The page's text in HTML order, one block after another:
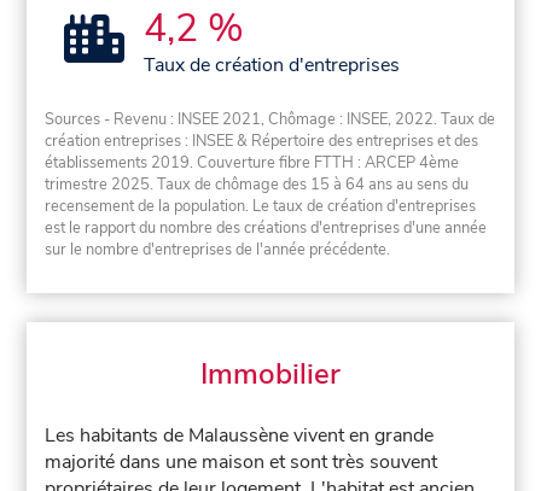
4,2 %
Taux de création d'entreprises
Sources - Revenu : INSEE 2021, Chômage : INSEE, 2022. Taux de
création entreprises : INSEE & Répertoire des entreprises et des
établissements 2019. Couverture fibre FTTH : ARCEP 4ème
trimestre 2025. Taux de chômage des 15 à 64 ans au sens du
recensement de la population. Le taux de création d'entreprises
est le rapport du nombre des créations d'entreprises d'une année
sur le nombre d'entreprises de l'année précédente.
Immobilier
Les habitants de Malaussène vivent en grande
majorité dans une maison et sont très souvent